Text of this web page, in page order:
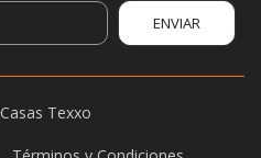
Casas Texxo